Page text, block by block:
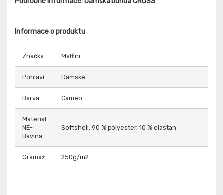
Informace o produktu
Značka Malfini
Pohlaví Dámské
Barva Cameo
Materiál
NE-
Bavlna
Softshell: 90 % polyester, 10 % elastan
Gramáž 250g/m2